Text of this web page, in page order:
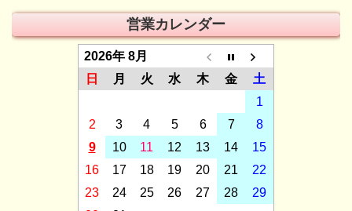
営業カレンダー
2026年 8月
日
月 火 水 木 金
土
1
2
3 4 5 6 7
8
9
10 11 12 13 14
15
16
17 18 19 20 21
22
23
24 25 26 27 28
29